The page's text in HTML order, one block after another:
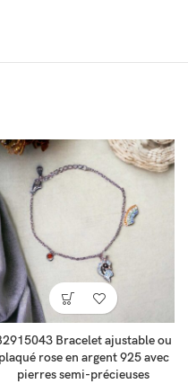
Bracelet ajustable ou
plaqué rose en argent 925 avec
pierres semi-précieuses